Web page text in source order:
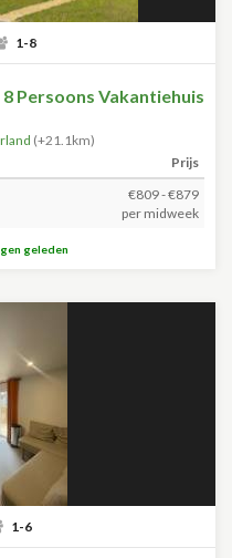
1-8
Persoons Vakantiehuis
(+21.1km)
Prijs
€809 - €879
per midweek
geleden
1-6